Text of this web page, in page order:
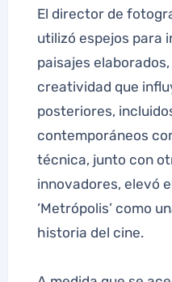
El director de
utilizó espejos para
paisajes
creatividad que
posteriores,
contemporáneos
técnica, junto con
innovadores, elevó
‘Metrópolis’ como
historia del cine.